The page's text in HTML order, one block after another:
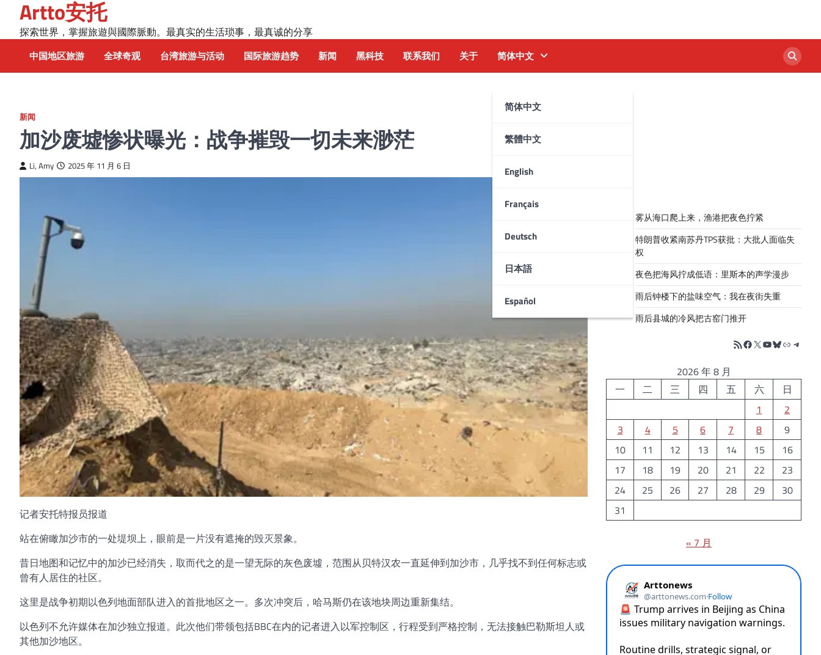
content
Artto安托
探索世界，掌握旅遊與國際脈動。最真实的生活琐事，最真诚的分享
中国地区旅游 全球奇观 台湾旅游与活动 国际旅游趋势 新闻 黑科技 联系我们 关于 简体中文
简体中文
繁體中文
English
Français
Deutsch
日本語
Español
新闻
加沙废墟惨状曝光：战争摧毁一切未来渺茫
Li, Amy 2025 年 11 月 6 日
记者安托特报员报道
站在俯瞰加沙市的一处堤坝上，眼前是一片没有遮掩的毁灭景象。
昔日地图和记忆中的加沙已经消失，取而代之的是一望无际的灰色废墟，范围从贝特汉农一直延伸到加沙市，几乎找不到任何标志或
曾有人居住的社区。
这里是战争初期以色列地面部队进入的首批地区之一。多次冲突后，哈马斯仍在该地块周边重新集结。
以色列不允许媒体在加沙独立报道。此次他们带领包括BBC在内的记者进入以军控制区，行程受到严格控制，无法接触巴勒斯坦人或
其他加沙地区。
雾从海口爬上来，渔港把夜色拧紧
特朗普收紧南苏丹TPS获批：大批人面临失
权
夜色把海风拧成低语：里斯本的声学漫步
雨后钟楼下的盐味空气：我在夜街失重
雨后县城的冷风把古窑门推开
RSS FeedFacebook
X YouTube
Bluesky
链接
2026 年 8 月
一
二 三 四 五 六
日
1
2
3
4 5 6 7 8
9
10
11 12 13 14 15
16
17
18 19 20 21 22
23
24
25 26 27 28 29
30
31
« 7 月